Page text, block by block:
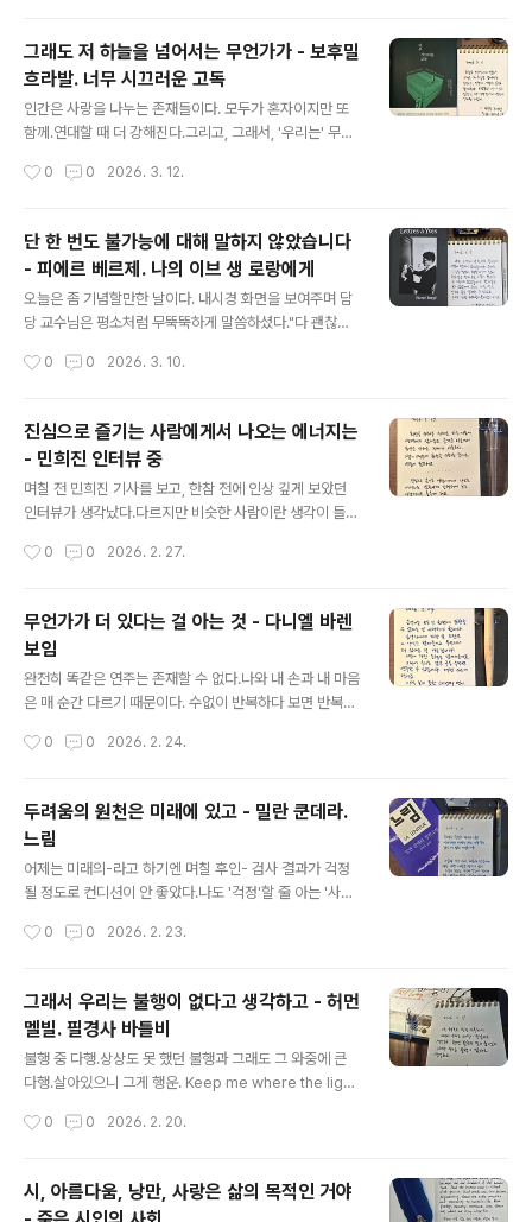
고 여름에는 시원한 데서 책 보며 놀아야지 했는데, 어째 분
위기가 바로 다음 단계로 넘어갈 것 같다.예를 들면, 공연
준비?하아아아아 ㅠㅠ #레프톨스토이 #안나카레니나 #오
늘의문장 #손글씨 #만년필 #모나미 #153네오 #마이마
르스 #나의화성 #mymars
그래도 저 하늘을 넘어서는 무언가가 - 보후밀
흐라발. 너무 시끄러운 고독
인간은 사랑을 나누는 존재들이다. 모두가 혼자이지만 또
함께.연대할 때 더 강해진다.그리고, 그래서, '우리는' 무엇
한번 더 생각하게 된다.음악과 그림, 명상과 나눔.힐링 콘서
늘도 참 좋았다. https://artitube.tistory.com/1376 마
중 - 허림[너에게 들려주는 시. 4] https://youtu.be/Ajf
BxO6Pmn0 그대여 언제까지나 서 있을게요. 굿바이 20
22. https://knockonrecords.kr/1184 마중 - 허림 ht
tps://youtu.be/uCf3Pd_lvpc 이 시는 너의 글씨로 기
0 0 2026. 3. 12.
단 한 번도 불가능에 대해 말하지 않았습니다
- 피에르 베르제. 나의 이브 생 로랑에게
오늘은 좀 기념할만한 날이다. 내시경 화면을 보여주며 담
당 교수님은 평소처럼 무뚝뚝하게 말씀하셨다."다 괜찮고
적 검사만 하면 된단다. 피검사 결과를 먼저 본 (의사) 친구
은 몰랐다. 작년 여름 엄마한테, 할 말이 있으니 여기 앉아
봐- 하고, "시티 검사 결과가 안 좋은데, 괜찮을거야. 잘 치
료받으면 되니까 너무 걱정하지 마."잘 치료받았고 정말 괜
찮아졌다. 금방 가네, 시간... 후훗.손도 많이 돌아왔고, 날도
의이브생로랑에게 #항암치료종료 #오늘의문장 #손글씨
0 0 2026. 3. 10.
진심으로 즐기는 사람에게서 나오는 에너지는
- 민희진 인터뷰 중
며칠 전 민희진 기사를 보고, 한참 전에 인상 깊게 보았던
인터뷰가 생각났다.다르지만 비슷한 사람이란 생각이 들었
관심이 없는데 뉴진스는 좋아한다.음악도 너무 좋고, 아주
쪼록 뉴진스의 모습을 다시 보고 싶다는 소망. - 지난 인터
뷰와 작업을 살펴보면 희진 님이 고수하는 관점이 있는 것
같아요. 예를 들어 ‘정반합’이라든지, 서로 상반되는 것을
함께 다루려고 노력한다든지, ‘숨겨진 진짜’를 추구한다든
지, 본질과 진정성에 충실하다든지 등등요. 창작할 때 어떤
려 하지 않아도 자연스럽게 드는 생각이긴 해요. 설사 당면
0 0 2026. 2. 27.
무언가가 더 있다는 걸 아는 것 - 다니엘 바렌
보임
완전히 똑같은 연주는 존재할 수 없다.나와 내 손과 내 마음
은 매 순간 다르기 때문이다. 수없이 반복하다 보면 반복이
으므로.그래서 같음은 다름이 되고, 반복은 발전이 된다. 내
라날까? 음악 안에 있을 때, 그 사람의 가장 진실된 모습이
보인다. #다니엘바렌보임 #위대한수업 #오늘의문장 #손
글씨 #딥펜 #만년필 #마이마르스 #나의화성 #mymars
0 0 2026. 2. 24.
두려움의 원천은 미래에 있고 - 밀란 쿤데라.
느림
어제는 미래의-라고 하기엔 며칠 후인- 검사 결과가 걱정
될 정도로 컨디션이 안 좋았다.나도 '걱정'할 줄 아는 '사
해도 어쩔 수 없지만.나라고 '두려움'이 없겠는가...그저 담
다행히도 손이 많이 가벼워졌다.거의 끝까지 구부러진다!
아아 이 정도면 기타도 칠만하겠어. 할 수 있을 때 하지 않
는 것들이 후회되었다.내일은, 다음에, 나중에, 언젠가 - 같
은 것은 없다.세상의 모든 아침은 다시 오지 않고, 두 번은
없으며, 지금이 그 순간이고, 많은 오늘은 없다.해야 하는
은 아직 남아있지만-,올림픽도 끝나고, 겨울도 끝나가고,곧
0 0 2026. 2. 23.
그래서 우리는 불행이 없다고 생각하고 - 허먼
멜빌. 필경사 바틀비
불행 중 다행.상상도 못 했던 불행과 그래도 그 와중에 큰
다행.살아있으니 그게 행운. Keep me where the light
stop me. #허먼멜빌 #필경사바틀비 #오늘의문장 #손글
0 0 2026. 2. 20.
시, 아름다움, 낭만, 사랑은 삶의 목적인 거야